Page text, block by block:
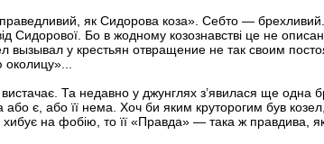
як Сидорова коза». Себто — брехливий.
Сидорової. Бо в жодному козознавстві це не
вызывал у крестьян отвращение не так своим
Та недавно у джунглях з’явилася ще одна
є, або її нема. Хоч би яким круторогим був козел,
на фобію, то її «Правда» — така ж правдива, як